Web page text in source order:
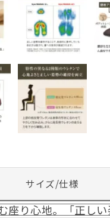
サイズ/仕様
座り心地。「正し